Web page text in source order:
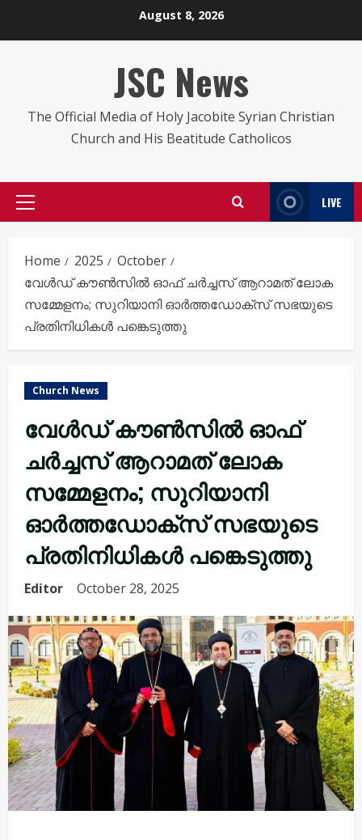
August 8, 2026
JSC News
The Official Media of Holy Jacobite Syrian Christian
Church and His Beatitude Catholicos
Primary
LIVE
Home 2025
October
വേൾഡ് കൗൺസിൽ ഓഫ് ചർച്ചസ് ആറാമത് ലോക
സമ്മേളനം; സുറിയാനി ഓർത്തഡോക്സ് സഭയുടെ
പ്രതിനിധികൾ പങ്കെടുത്തു
Church News
വേൾഡ് കൗൺസിൽ ഓഫ്
ചർച്ചസ് ആറാമത് ലോക
സമ്മേളനം; സുറിയാനി
ഓർത്തഡോക്സ് സഭയുടെ
പ്രതിനിധികൾ പങ്കെടുത്തു
Editor October 28, 2025